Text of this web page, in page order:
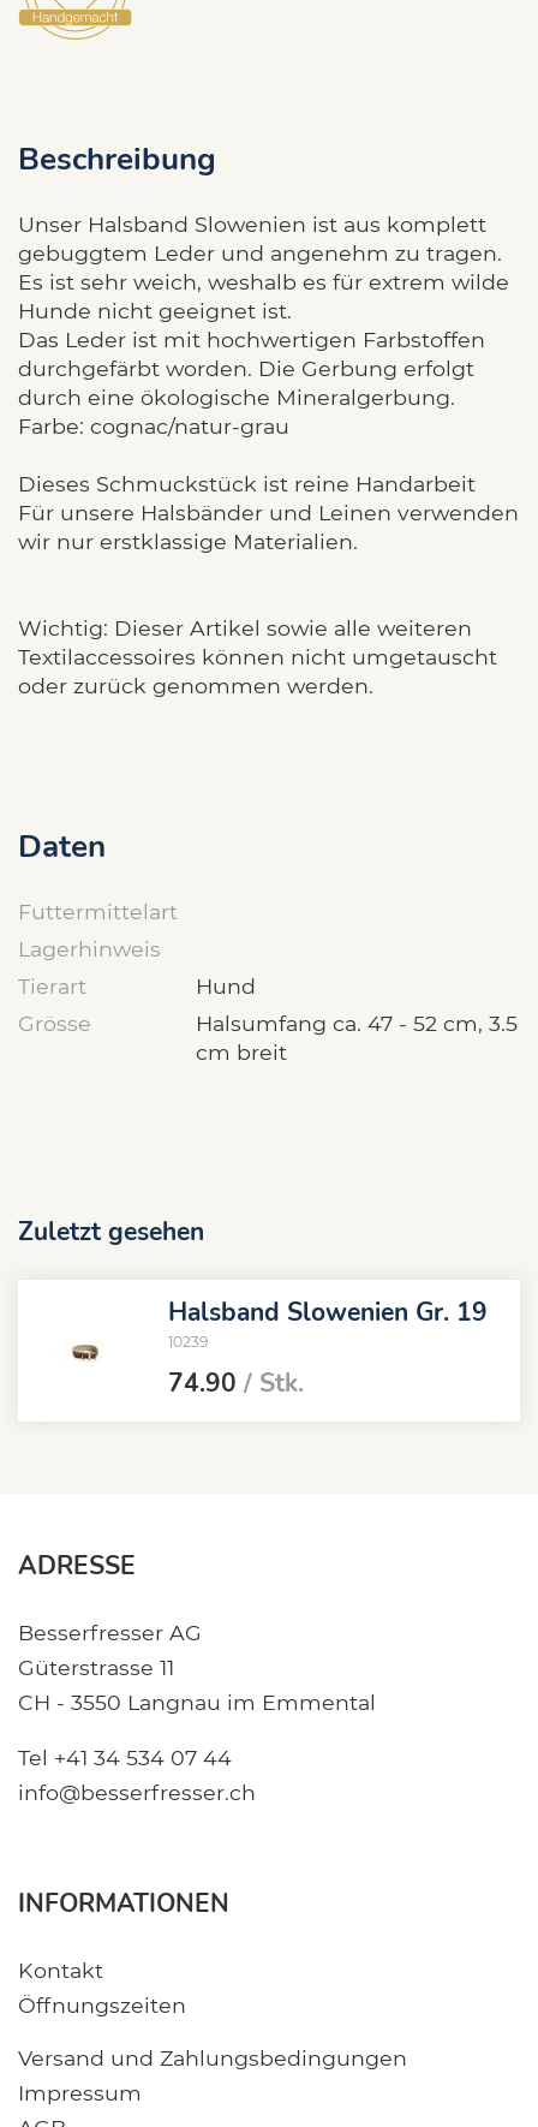
Beschreibung
Unser Halsband Slowenien ist aus komplett
gebuggtem Leder und angenehm zu tragen.
Es ist sehr weich, weshalb es für extrem wilde
Hunde nicht geeignet ist.
Das Leder ist mit hochwertigen Farbstoffen
durchgefärbt worden. Die Gerbung erfolgt
durch eine ökologische Mineralgerbung.
Farbe: cognac/natur-grau
Dieses Schmuckstück ist reine Handarbeit
Für unsere Halsbänder und Leinen verwenden
wir nur erstklassige Materialien.
Wichtig: Dieser Artikel sowie alle weiteren
Textilaccessoires können nicht umgetauscht
oder zurück genommen werden.
Daten
Futtermittelart
Lagerhinweis
Tierart
Hund
Grösse
Halsumfang ca. 47 - 52 cm, 3.5
cm breit
Zuletzt gesehen
Halsband Slowenien Gr. 19
10239
74.90 / Stk.
ADRESSE
Besserfresser AG
Güterstrasse 11
CH - 3550 Langnau im Emmental
Tel +41 34 534 07 44
info@besserfresser.ch
INFORMATIONEN
Kontakt
Öffnungszeiten
Versand und Zahlungsbedingungen
Impressum